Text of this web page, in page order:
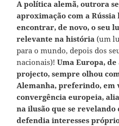
A política alemã, outrora
aproximação com a
encontrar, de novo, o seu
relevante na história (um
para o mundo, depois dos
nacionais)!Uma Europa,
projecto, sempre olhou
Alemanha, preferindo, em
convergência europeia,
na ilusão que se
defendia interesses